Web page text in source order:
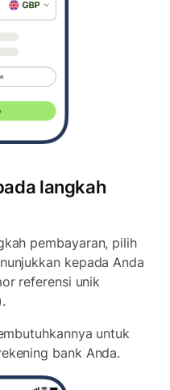
langkah
pembayaran, pilih
kepada Anda
referensi unik
untuk
bank Anda.